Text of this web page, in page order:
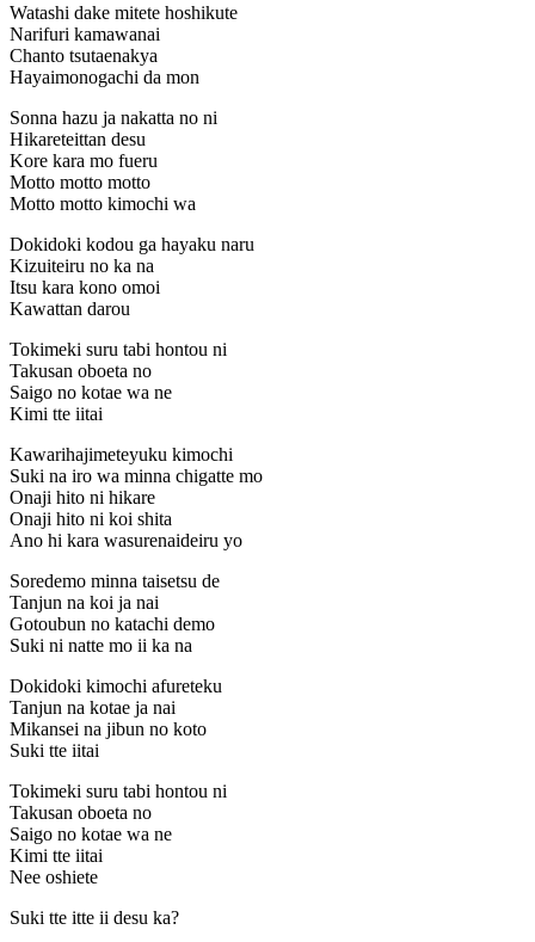
Watashi dake mitete hoshikute
Narifuri kamawanai
Chanto tsutaenakya
Hayaimonogachi da mon
Sonna hazu ja nakatta no ni
Hikareteittan desu
Kore kara mo fueru
Motto motto motto
Motto motto kimochi wa
Dokidoki kodou ga hayaku naru
Kizuiteiru no ka na
Itsu kara kono omoi
Kawattan darou
Tokimeki suru tabi hontou ni
Takusan oboeta no
Saigo no kotae wa ne
Kimi tte iitai
Kawarihajimeteyuku kimochi
Suki na iro wa minna chigatte mo
Onaji hito ni hikare
Onaji hito ni koi shita
Ano hi kara wasurenaideiru yo
Soredemo minna taisetsu de
Tanjun na koi ja nai
Gotoubun no katachi demo
Suki ni natte mo ii ka na
Dokidoki kimochi afureteku
Tanjun na kotae ja nai
Mikansei na jibun no koto
Suki tte iitai
Tokimeki suru tabi hontou ni
Takusan oboeta no
Saigo no kotae wa ne
Kimi tte iitai
Nee oshiete
Suki tte itte ii desu ka?